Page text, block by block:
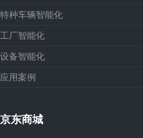
特种车辆智能化
工厂智能化
设备智能化
应用案例
京东商城